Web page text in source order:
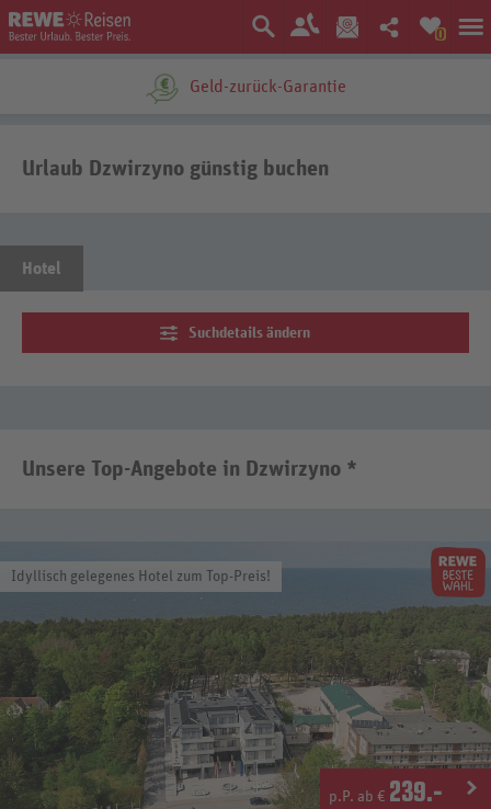
0
Geld-zurück-Garantie
Urlaub Dzwirzyno günstig buchen
Hotel
Suchdetails ändern
Unsere Top-Angebote in Dzwirzyno *
Idyllisch gelegenes Hotel zum Top-Preis!
p.P. ab € 239.-